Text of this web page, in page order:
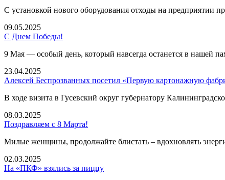
С установкой нового оборудования отходы на предприятии
09.05.2025
С Днем Победы!
9 Мая — особый день, который навсегда останется в нашей
23.04.2025
Алексей Беспрозванных посетил «Первую картонажную
В ходе визита в Гусевский округ губернатору
08.03.2025
Поздравляем с 8 Марта!
Милые женщины, продолжайте блистать – вдохновлять
02.03.2025
На «ПКФ» взялись за пиццу